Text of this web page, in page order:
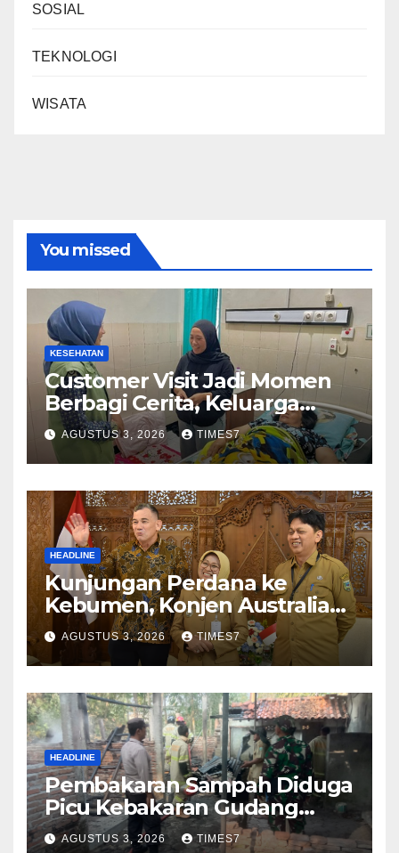
SOSIAL
TEKNOLOGI
WISATA
You missed
KESEHATAN
Customer Visit Jadi Momen
Berbagi Cerita, Keluarga
Nurhayati Rasakan Manfaat
NyataProgram JKN
AGUSTUS 3, 2026 TIMES7
HEADLINE
Kunjungan Perdana ke
Kebumen, Konjen Australia
Jajaki Kerja Sama Pariwisata
hingga Pendidikan
AGUSTUS 3, 2026 TIMES7
HEADLINE
Pembakaran Sampah Diduga
Picu Kebakaran Gudang
Furniture di Kebumen
AGUSTUS 3, 2026 TIMES7